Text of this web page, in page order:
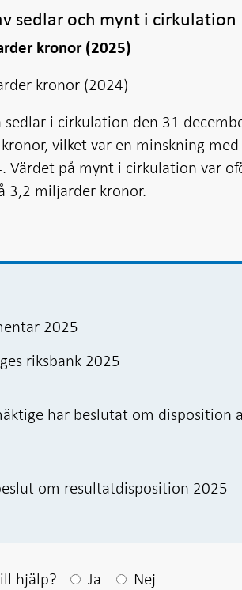
sedlar och mynt i cirkulation
kronor (2025)
kronor (2024)
sedlar i cirkulation den 31
vilket var en minskning
Värdet på mynt i cirkulation var
3,2 miljarder kronor.
2025
riksbank 2025
har beslutat om disposition
om resultatdisposition 2025
hjälp? Efter ditt svar visas en
Ja Nej